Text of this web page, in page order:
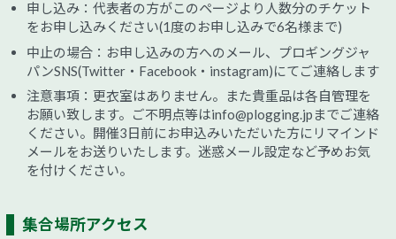
申し込み：代表者の方がこのページより人数分のチケット
をお申し込みください(1度のお申し込みで6名様まで)
中止の場合：お申し込みの方へのメール、プロギングジャ
パンSNS(Twitter・Facebook・instagram)にてご連絡します
注意事項：更衣室はありません。また貴重品は各自管理を
お願い致します。ご不明点等はinfo@plogging.jpまでご連絡
ください。開催3日前にお申込みいただいた方にリマインド
メールをお送りいたします。迷惑メール設定など予めお気
を付けください。
集合場所アクセス